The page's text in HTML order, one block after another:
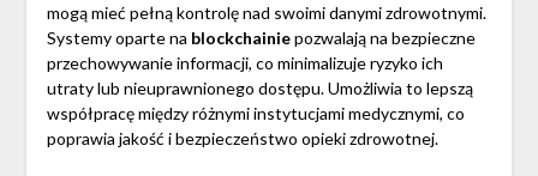
mogą mieć pełną kontrolę nad swoimi danymi zdrowotnymi.
Systemy oparte na blockchainiepozwalają na bezpieczne
przechowywanie informacji, co minimalizuje ryzyko ich
utraty lub nieuprawnionego dostępu. Umożliwia to lepszą
współpracę między różnymi instytucjami medycznymi, co
poprawia jakość i bezpieczeństwo opieki zdrowotnej.